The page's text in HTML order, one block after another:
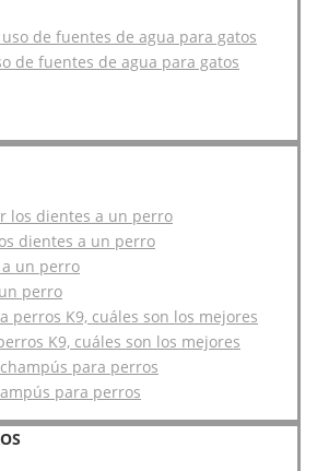
de fuentes de agua para gatos
dientes a un perro
perro
K9, cuáles son los mejores
para perros